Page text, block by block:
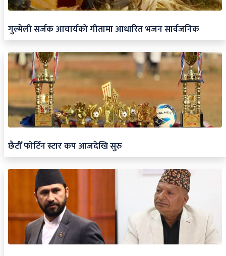
गुल्मेली सर्जक आचार्यको गीतामा आधारित भजन सार्वजनिक
छैटौँ फोर्टिन स्टार कप आजदेखि सुरु